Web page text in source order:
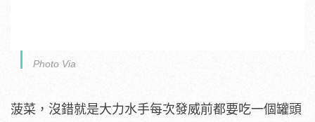
Photo Via
菠菜，沒錯就是大力水手每次發威前都要吃一個罐頭